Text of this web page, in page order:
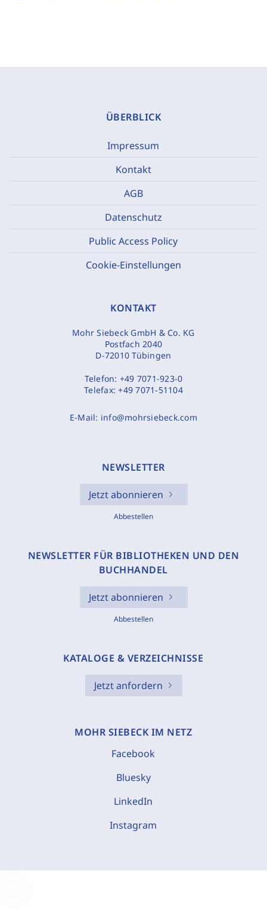
ÜBERBLICK
Impressum
Kontakt
AGB
Datenschutz
Public Access Policy
Cookie-Einstellungen
KONTAKT
Mohr Siebeck GmbH & Co. KG
Postfach 2040
D-72010 Tübingen
Telefon: +49 7071-923-0
Telefax:+49 7071-51104
E-Mail: info@mohrsiebeck.com
NEWSLETTER
Jetzt abonnieren
Abbestellen
NEWSLETTER FÜR BIBLIOTHEKEN UND DEN
BUCHHANDEL
Jetzt abonnieren
Abbestellen
KATALOGE & VERZEICHNISSE
Jetzt anfordern
MOHR SIEBECK IM NETZ
Facebook
Bluesky
LinkedIn
Instagram